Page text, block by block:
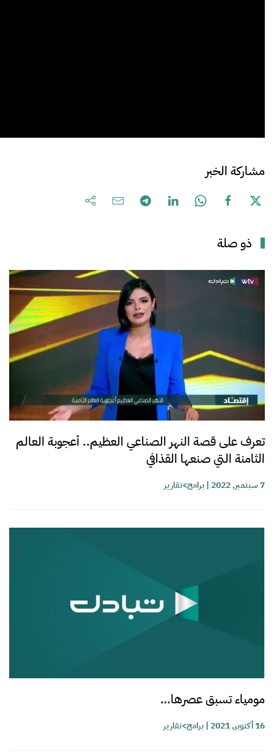
مشاركة الخبر
ذو صلة
تعرف على قصة النهر الصناعي العظيم.. أعجوبة العالم
الثامنة التي صنعها القذافي
7 سبتمبر, 2022 |برامج>تقارير
مومياء تسبق عصرها…
16 أكتوبر, 2021 |برامج>تقارير